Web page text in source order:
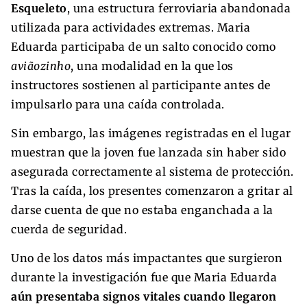
Esqueleto, una estructura ferroviaria abandonada
utilizada para actividades extremas. Maria
Eduarda participaba de un salto conocido como
aviãozinho, una modalidad en la que los
instructores sostienen al participante antes de
impulsarlo para una caída controlada.
Sin embargo, las imágenes registradas en el lugar
muestran que la joven fue lanzada sin haber sido
asegurada correctamente al sistema de protección.
Tras la caída, los presentes comenzaron a gritar al
darse cuenta de que no estaba enganchada a la
cuerda de seguridad.
Uno de los datos más impactantes que surgieron
durante la investigación fue que Maria Eduarda
aún presentaba signos vitales cuando llegaron